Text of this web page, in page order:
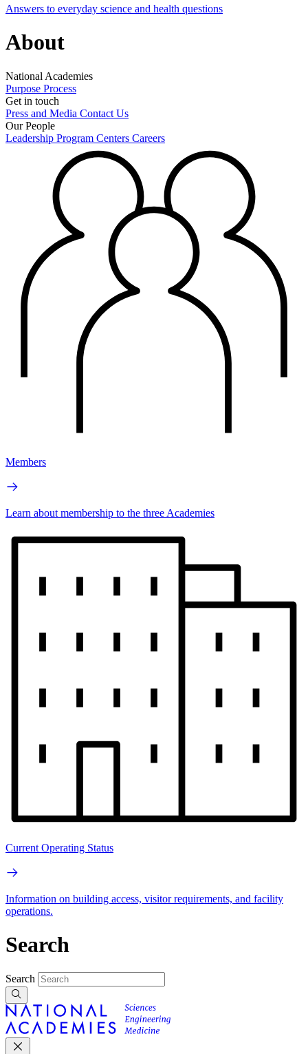
Answers to everyday science and health questions
About
National Academies
Purpose Process
Get in touch
Press and Media Contact Us
Our People
Leadership Program Centers Careers
Members
Learn about membership to the three Academies
Current Operating Status
Information on building access, visitor requirements, and facility
operations.
Search
Search